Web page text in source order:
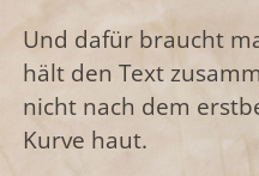
Und dafür braucht
hält den Text
nicht nach dem
Kurve haut.